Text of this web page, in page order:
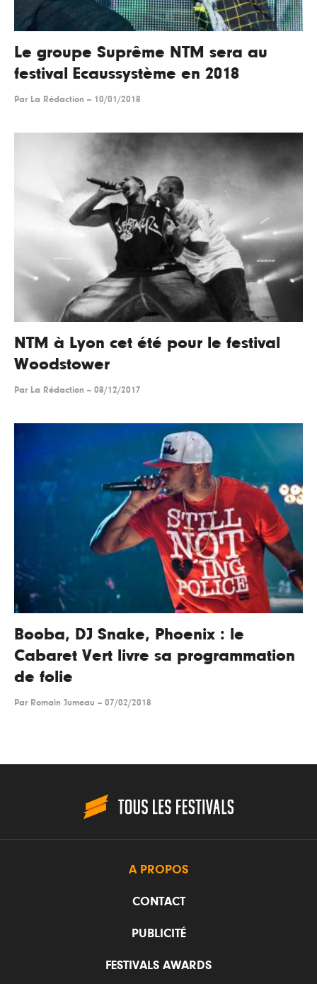
Le groupe Suprême NTM sera au
festival Ecaussystème en 2018
Par La Rédaction -- 10/01/2018
NTM à Lyon cet été pour le festival
Woodstower
Par La Rédaction -- 08/12/2017
Booba, DJ Snake, Phoenix : le
Cabaret Vert livre sa programmation
de folie
Par Romain Jumeau -- 07/02/2018
A PROPOS
CONTACT
PUBLICITÉ
FESTIVALS AWARDS